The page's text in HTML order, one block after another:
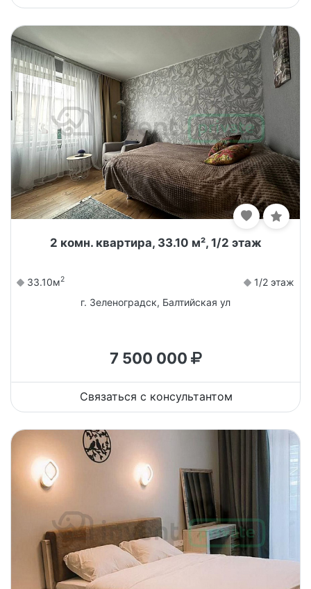
2 комн. квартира, 33.10 м², 1/2 этаж
33.10м2
1/2 этаж
г. Зеленоградск, Балтийская ул
7 500 000
Связаться с консультантом